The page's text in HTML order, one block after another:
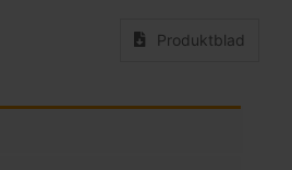
Produktblad